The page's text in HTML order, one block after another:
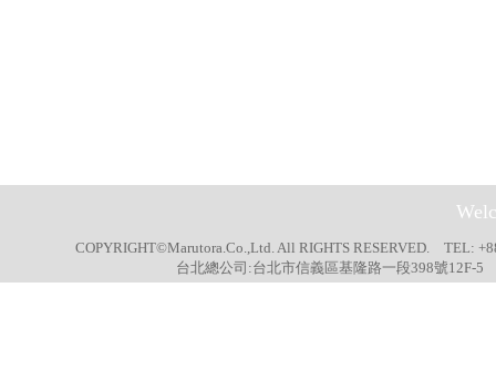
COPYRIGHT©Marutora.Co.,Ltd. All RIGHTS RESERVED. TEL:
台北總公司:台北市信義區基隆路一段398號